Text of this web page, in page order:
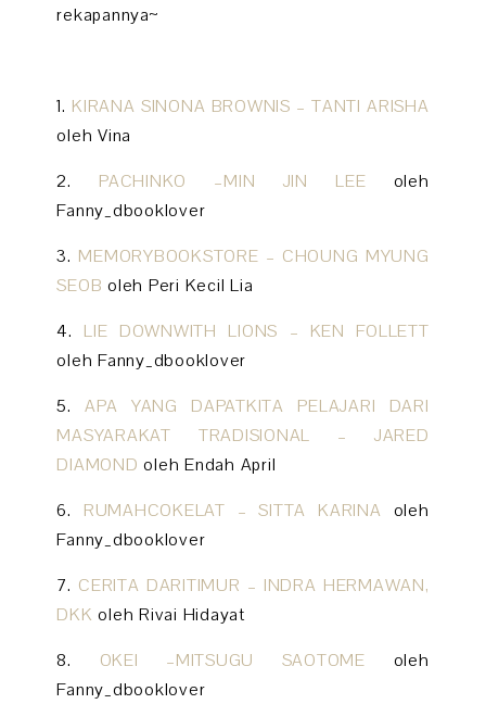
rekapannya~
1. KIRANA SINONA BROWNIS – TANTI ARISHA
oleh Vina
2. PACHINKO –MIN JIN LEE oleh
Fanny_dbooklover
3. MEMORYBOOKSTORE – CHOUNG MYUNG
SEOB oleh Peri Kecil Lia
4. LIE DOWNWITH LIONS – KEN FOLLETT
oleh Fanny_dbooklover
5.APA YANG DAPATKITA PELAJARI DARI
MASYARAKAT TRADISIONAL – JARED
DIAMOND oleh Endah April
6. RUMAHCOKELAT – SITTA KARINA oleh
Fanny_dbooklover
7. CERITA DARITIMUR – INDRA HERMAWAN,
DKK oleh Rivai Hidayat
8. OKEI –MITSUGU SAOTOME oleh
Fanny_dbooklover